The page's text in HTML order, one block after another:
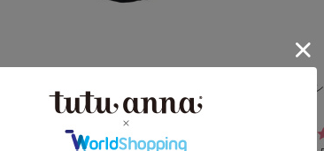
モショーツ
4.7
[特盛ブラ]